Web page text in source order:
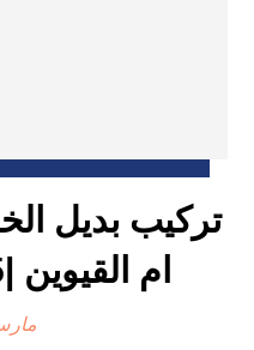
تركيب بديل
ام القيوين |0556881465
مارس 9,